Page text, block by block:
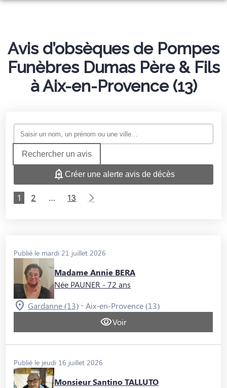
SERVICES AUX FAMILLES
MONUMENTS FUNÉRAIRES
NOTRE AGENCE
Avis d’obsèques de Pompes
Funèbres Dumas Père & Fils
à Aix-en-Provence (13)
Rechercher un avis
Créer une alerte avis de décès
1 2 … 13
Publié le mardi 21 juillet 2026
Madame Annie BERA
Née PAUNER - 72 ans
Gardanne (13) - Aix-en-Provence (13)
Voir
Publié le jeudi 16 juillet 2026
Monsieur Santino TALLUTO